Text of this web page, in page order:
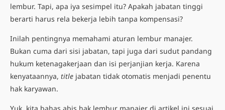
lembur. Tapi, apa iya sesimpel itu? Apakah jabatan tinggi
berarti harus rela bekerja lebih tanpa kompensasi?
Inilah pentingnya memahami aturan lembur manajer.
Bukan cuma dari sisi jabatan, tapi juga dari sudut pandang
hukum ketenagakerjaan dan isi perjanjian kerja. Karena
kenyataannya, title jabatan tidak otomatis menjadi penentu
hak karyawan.